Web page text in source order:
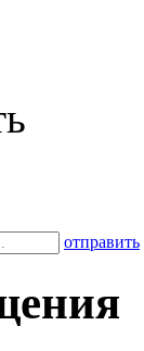
отправить